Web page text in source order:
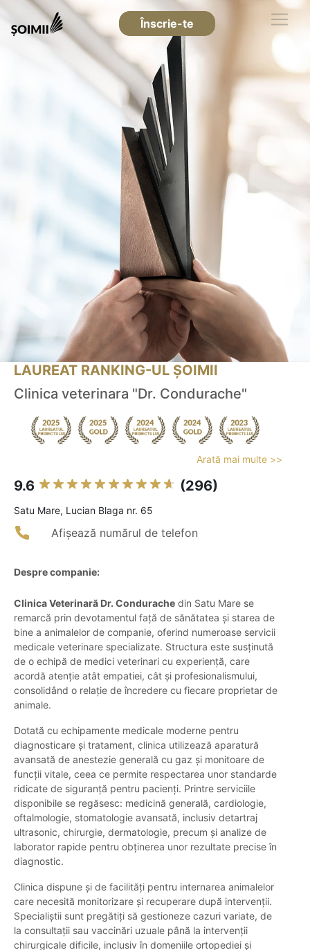
Înscrie-te
LAUREAT RANKING-UL ȘOIMII
Clinica veterinara "Dr. Condurache"
Arată mai multe >>
9.6 (296)
Satu Mare, Lucian Blaga nr. 65
Afișează numărul de telefon
Despre companie:
Clinica Veterinară Dr. Condurache din Satu Mare se
remarcă prin devotamentul față de sănătatea și starea de
bine a animalelor de companie, oferind numeroase servicii
medicale veterinare specializate. Structura este susținută
de o echipă de medici veterinari cu experiență, care
acordă atenție atât empatiei, cât și profesionalismului,
consolidând o relație de încredere cu fiecare proprietar de
animale.
Dotată cu echipamente medicale moderne pentru
diagnosticare și tratament, clinica utilizează aparatură
avansată de anestezie generală cu gaz și monitoare de
funcții vitale, ceea ce permite respectarea unor standarde
ridicate de siguranță pentru pacienți. Printre serviciile
disponibile se regăsesc: medicină generală, cardiologie,
oftalmologie, stomatologie avansată, inclusiv detartraj
ultrasonic, chirurgie, dermatologie, precum și analize de
laborator rapide pentru obținerea unor rezultate precise în
diagnostic.
Clinica dispune și de facilități pentru internarea animalelor
care necesită monitorizare și recuperare după intervenții.
Specialiștii sunt pregătiți să gestioneze cazuri variate, de
la consultații sau vaccinări uzuale până la intervenții
chirurgicale dificile, inclusiv în domeniile ortopediei și